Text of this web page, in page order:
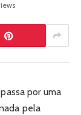
por uma
pela